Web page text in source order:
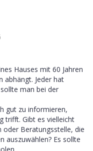
Hauses mit 60 Jahren
abhängt. Jeder hat
man bei der
gut zu informieren,
trifft. Gibt es vielleicht
Beratungsstelle, die
auszuwählen? Es sollte